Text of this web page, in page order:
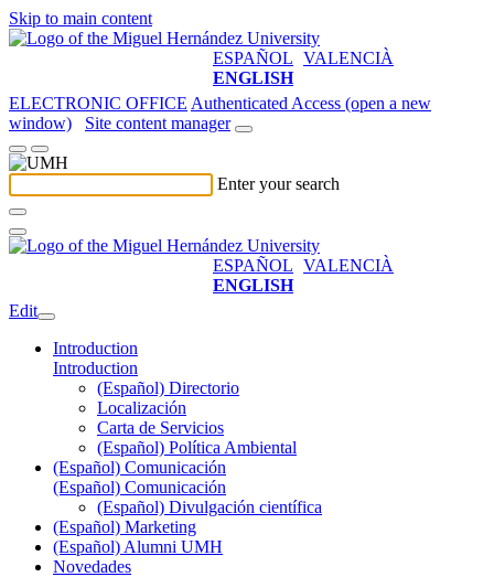
Skip to main content
ESPAÑOL VALENCIÀ
ENGLISH
ELECTRONIC OFFICE Authenticated Access (open a new
window)
Site content manager
Enter your search
ESPAÑOL VALENCIÀ
ENGLISH
Edit
Introduction
Introduction
(Español) Directorio
Localización
Carta de Servicios
(Español) Política Ambiental
(Español) Comunicación
(Español) Comunicación
(Español) Divulgación científica
(Español) Marketing
(Español) Alumni UMH
Novedades